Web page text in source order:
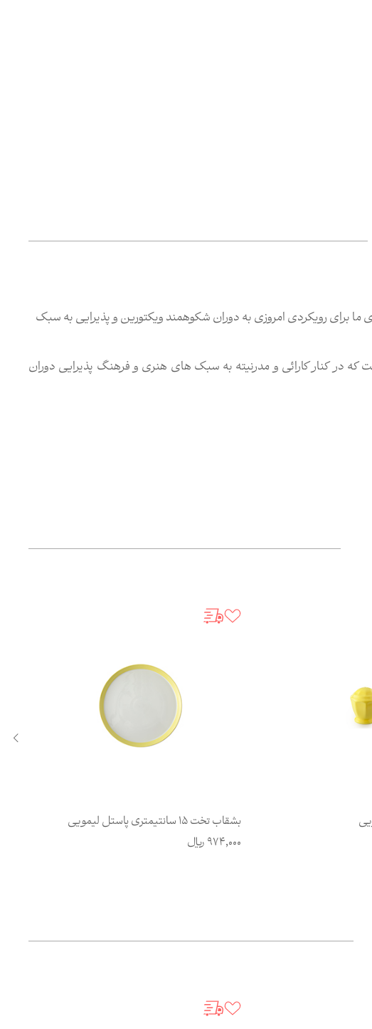
برای رویکردی امروزی به دوران شکوهمند ویکتورین و پذیرایی به سبک
در کنار کارائی و مدرنیته به سبک های هنری و فرهنگ پذیرایی دوران
بشقاب تخت 15 سانتیمتری پاستل لیمویی
974,000ریال